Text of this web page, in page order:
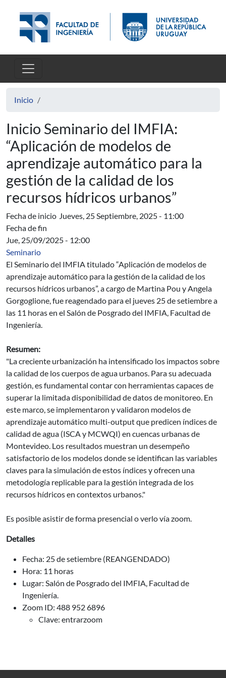
Inicio
Inicio Seminario del IMFIA:
“Aplicación de modelos de
aprendizaje automático para la
gestión de la calidad de los
recursos hídricos urbanos”
Fecha de inicio Jueves, 25 Septiembre, 2025 - 11:00
Fecha de fin
Jue, 25/09/2025 - 12:00
Seminario
El Seminario del IMFIA titulado “Aplicación de modelos de
aprendizaje automático para la gestión de la calidad de los
recursos hídricos urbanos”, a cargo de Martina Pou y Angela
Gorgoglione, fue reagendado para el jueves 25 de setiembre a
las 11 horas en el Salón de Posgrado del IMFIA, Facultad de
Ingeniería.
Resumen:
"La creciente urbanización ha intensificado los impactos sobre
la calidad de los cuerpos de agua urbanos. Para su adecuada
gestión, es fundamental contar con herramientas capaces de
superar la limitada disponibilidad de datos de monitoreo. En
este marco, se implementaron y validaron modelos de
aprendizaje automático multi-output que predicen índices de
calidad de agua (ISCA y MCWQI) en cuencas urbanas de
Montevideo. Los resultados muestran un desempeño
satisfactorio de los modelos donde se identifican las variables
claves para la simulación de estos índices y ofrecen una
metodología replicable para la gestión integrada de los
recursos hídricos en contextos urbanos."
Es posible asistir de forma presencial o verlo vía zoom.
Detalles
Fecha: 25 de setiembre (REANGENDADO)
Hora: 11 horas
Lugar: Salón de Posgrado del IMFIA, Facultad de
Ingeniería.
Zoom ID: 488 952 6896
Clave: entrarzoom